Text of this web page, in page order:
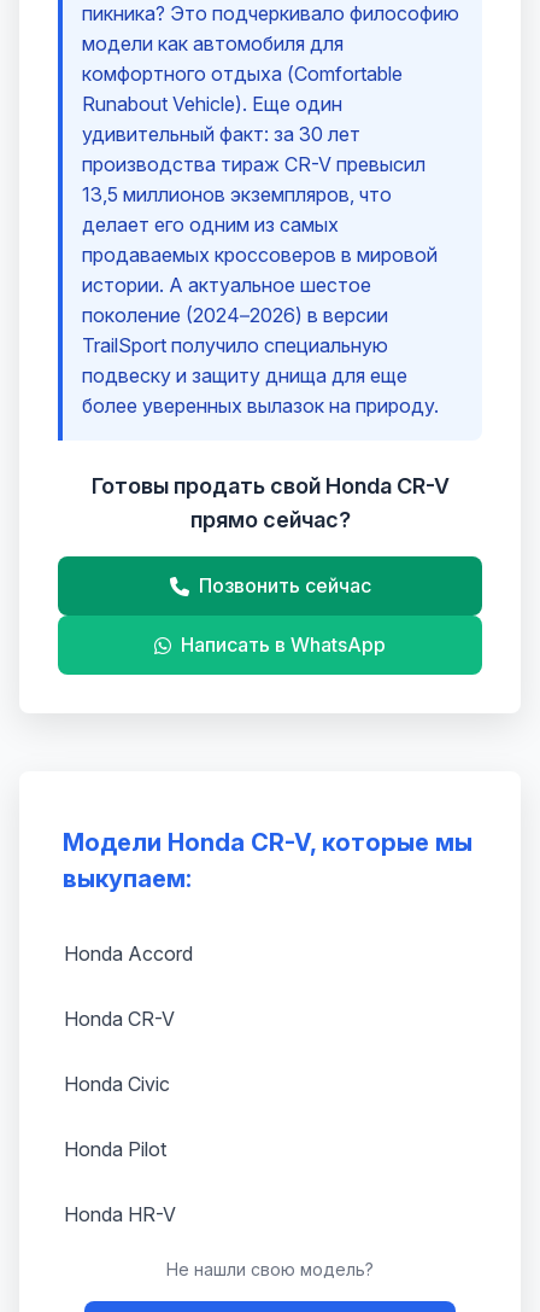
Модели Honda CR-V, которые мы
выкупаем:
Honda Accord
Honda CR-V
Honda Civic
Honda Pilot
Honda HR-V
Не нашли свою модель?
пикника? Это подчеркивало философию
модели как автомобиля для
комфортного отдыха (Comfortable
Runabout Vehicle). Еще один
удивительный факт: за 30 лет
производства тираж CR-V превысил
13,5 миллионов экземпляров, что
делает его одним из самых
продаваемых кроссоверов в мировой
истории. А актуальное шестое
поколение (2024–2026) в версии
TrailSport получило специальную
подвеску и защиту днища для еще
более уверенных вылазок на природу.
Готовы продать свой Honda CR-V
прямо сейчас?
Позвонить сейчас
Написать в WhatsApp